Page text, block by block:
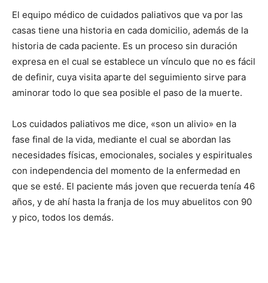
El equipo médico de cuidados paliativos que va por las
casas tiene una historia en cada domicilio, además de la
historia de cada paciente. Es un proceso sin duración
expresa en el cual se establece un vínculo que no es fácil
de definir, cuya visita aparte del seguimiento sirve para
aminorar todo lo que sea posible el paso de la muerte.
Los cuidados paliativos me dice, «son un alivio» en la
fase final de la vida, mediante el cual se abordan las
necesidades físicas, emocionales, sociales y espirituales
con independencia del momento de la enfermedad en
que se esté. El paciente más joven que recuerda tenía 46
años, y de ahí hasta la franja de los muy abuelitos con 90
y pico, todos los demás.